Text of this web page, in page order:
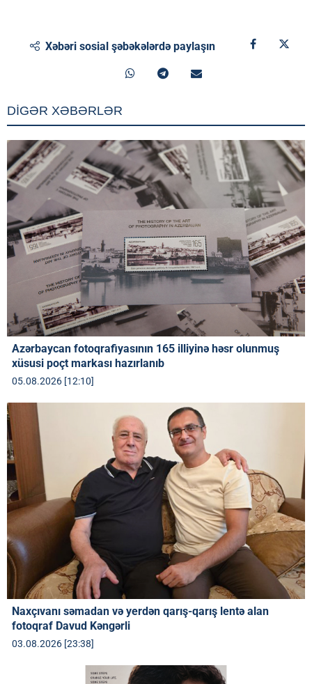
Xəbəri sosial şəbəkələrdə paylaşın
DİGƏR XƏBƏRLƏR
Azərbaycan fotoqrafiyasının 165 illiyinə həsr olunmuş
xüsusi poçt markası hazırlanıb
05.08.2026 [12:10]
Naxçıvanı səmadan və yerdən qarış-qarış lentə alan
fotoqraf Davud Kəngərli
03.08.2026 [23:38]